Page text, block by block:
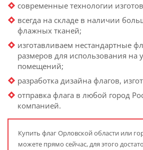
современные технологии
всегда на складе в наличии
флажных тканей;
изготавливаем нестандартные
размеров для использования на
помещений;
разработка дизайна флагов,
отправка флага в любой город
компанией.
Купить флаг Орловской области или
можете прямо сейчас, для этого